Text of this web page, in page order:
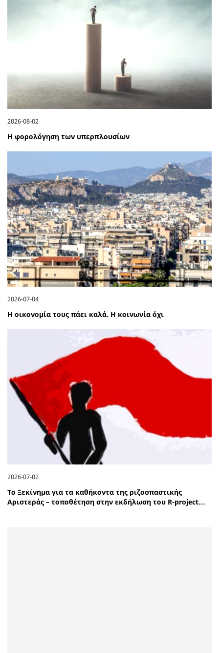
2026-08-02
Η φορολόγηση των υπερπλουσίων
2026-07-04
Η οικονομία τους πάει καλά. Η κοινωνία όχι
2026-07-02
Το Ξεκίνημα για τα καθήκοντα της ριζοσπαστικής
Αριστεράς – τοποθέτηση στην εκδήλωση του R-project…